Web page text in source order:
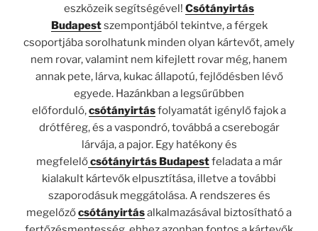
eszközeik segítségével! Csótányirtás
Budapestszempontjából tekintve, a férgek
csoportjába sorolhatunk minden olyan kártevőt, amely
nem rovar, valamint nem kifejlett rovar még, hanem
annak pete, lárva, kukac állapotú, fejlődésben lévő
egyede. Hazánkban a legsűrűbben
előforduló,csótányirtásfolyamatát igénylő fajok a
drótféreg, és a vaspondró, továbbá a cserebogár
lárvája, a pajor. Egy hatékony és
megfelelőcsótányirtás Budapestfeladata a már
kialakult kártevők elpusztítása, illetve a további
szaporodásuk meggátolása. A rendszeres és
megelőzőcsótányirtásalkalmazásával biztosítható a